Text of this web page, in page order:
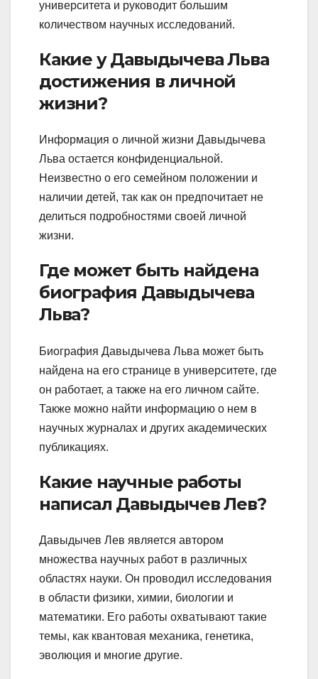
университета и руководит большим
количеством научных исследований.
Какие у Давыдычева Льва
достижения в личной
жизни?
Информация о личной жизни Давыдычева
Льва остается конфиденциальной.
Неизвестно о его семейном положении и
наличии детей, так как он предпочитает не
делиться подробностями своей личной
жизни.
Где может быть найдена
биография Давыдычева
Льва?
Биография Давыдычева Льва может быть
найдена на его странице в университете, где
он работает, а также на его личном сайте.
Также можно найти информацию о нем в
научных журналах и других академических
публикациях.
Какие научные работы
написал Давыдычев Лев?
Давыдычев Лев является автором
множества научных работ в различных
областях науки. Он проводил исследования
в области физики, химии, биологии и
математики. Его работы охватывают такие
темы, как квантовая механика, генетика,
эволюция и многие другие.